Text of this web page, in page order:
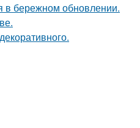
в бережном обновлении.